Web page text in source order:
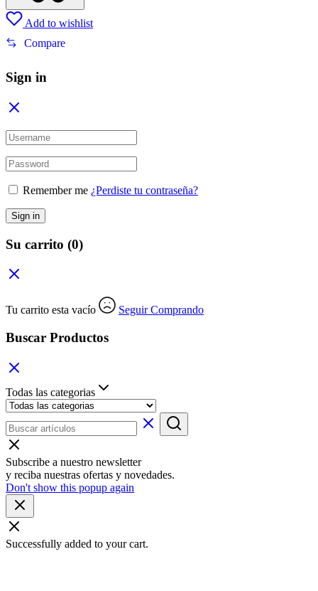
Add to wishlist
Compare
Sign in
Remember me ¿Perdiste tu contraseña?
Sign in
Su carrito (0)
Tu carrito esta vacío Seguir Comprando
Buscar Productos
Todas las categorias
Subscribe a nuestro newsletter
y reciba nuestras ofertas y novedades.
Don't show this popup again
Successfully added to your cart.